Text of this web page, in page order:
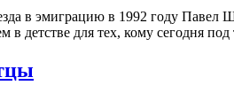
эмиграцию в 1992 году Павел
для тех, кому сегодня